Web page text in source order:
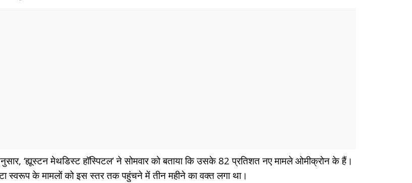
‘ह्यूस्टन मेथडिस्ट हॉस्पिटल’ ने सोमवार को बताया कि उसके 82 प्रतिशत नए मामले ओमीक्रोन के हैं।
के मामलों को इस स्तर तक पहुंचने में तीन महीने का वक्त लगा था।